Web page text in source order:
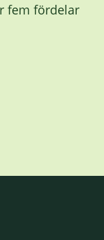
fem fördelar